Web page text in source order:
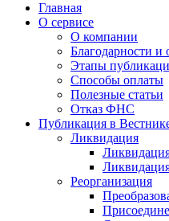
Главная
О сервисе
О компании
Благодарности и
Этапы
Способы оплаты
Полезные статьи
Отказ ФНС
Публикация в
Ликвидация
Реорганизация